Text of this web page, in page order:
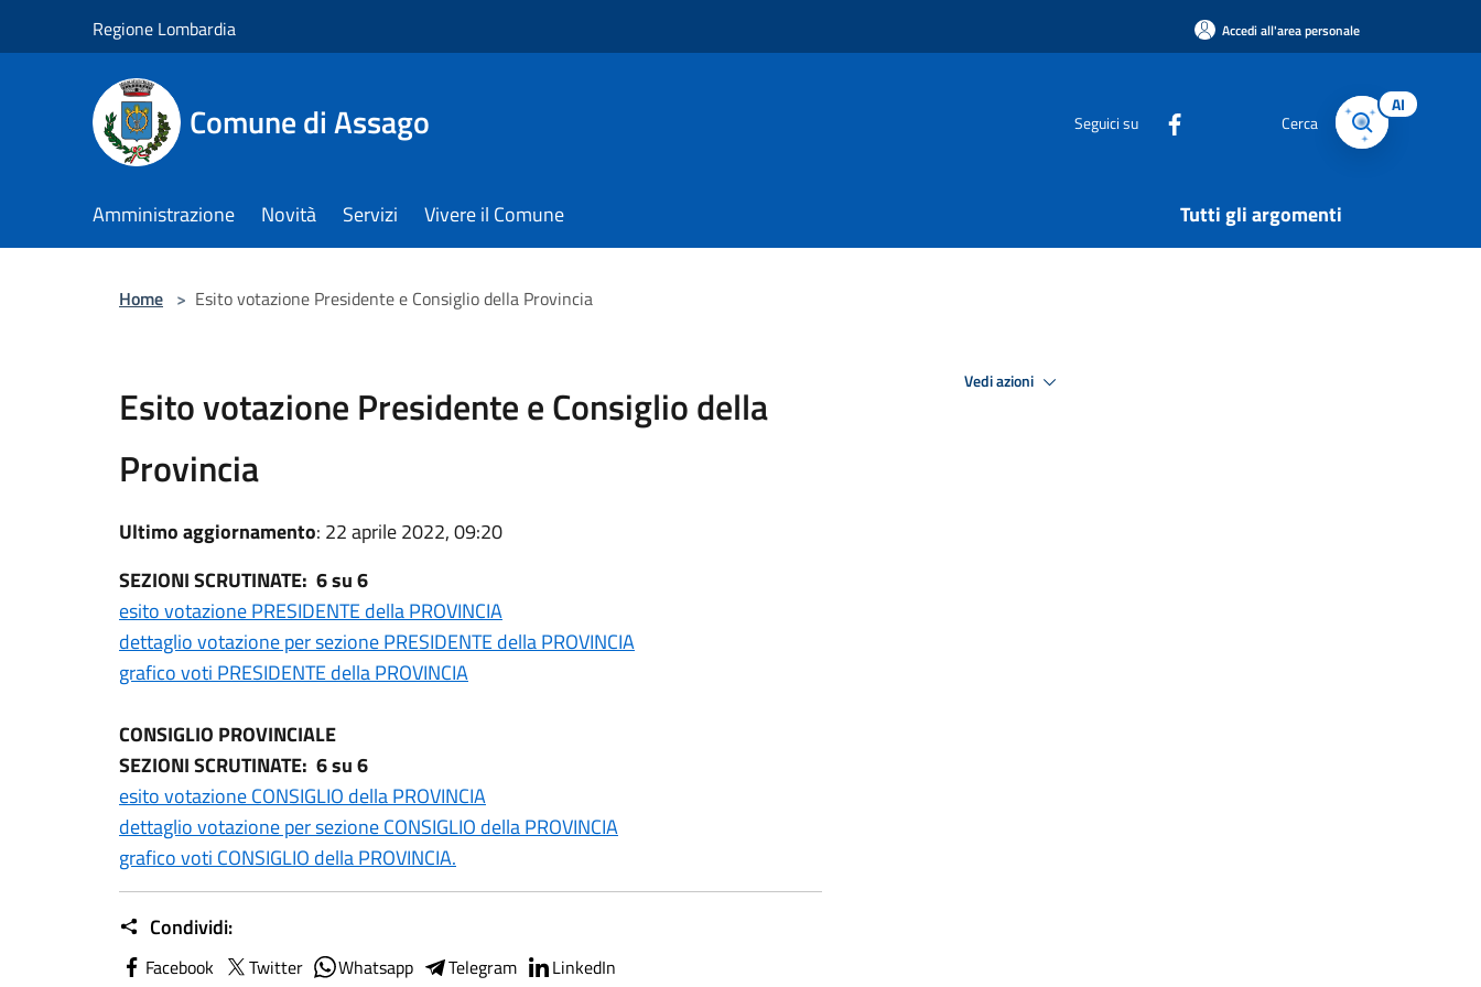
Regione Lombardia Accedi all'area personale
Comune di Assago Seguici su Cerca
AI
Amministrazione Novità Servizi Vivere il Comune Tutti gli argomenti
Home > Esito votazione Presidente e Consiglio della Provincia
Esito votazione Presidente e Consiglio della
Provincia
Ultimo aggiornamento: 22 aprile 2022, 09:20
SEZIONI SCRUTINATE: 6 su 6
esito votazione PRESIDENTE della PROVINCIA
dettaglio votazione per sezione PRESIDENTE della PROVINCIA
grafico voti PRESIDENTE della PROVINCIA
CONSIGLIO PROVINCIALE
SEZIONI SCRUTINATE: 6 su 6
esito votazione CONSIGLIO della PROVINCIA
dettaglio votazione per sezione CONSIGLIO della PROVINCIA
grafico voti CONSIGLIO della PROVINCIA.
Condividi:
Facebook Twitter Whatsapp Telegram LinkedIn
Vedi azioni